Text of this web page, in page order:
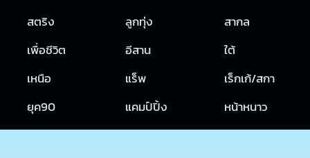
สตริง
ลูกทุ่ง
สากล
เพื่อชีวิต
อีสาน
ใต้
เหนือ
แร็พ
เร็กเก้/สกา
ยุค90
แคมป์ปิ้ง หน้าหนาว